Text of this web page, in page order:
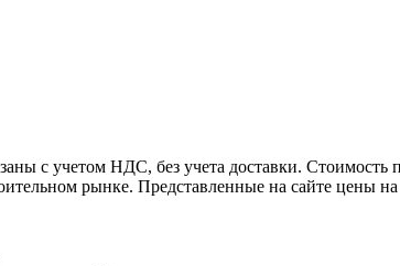
с учетом НДС, без учета доставки. Стоимость
рынке. Представленные на сайте цены